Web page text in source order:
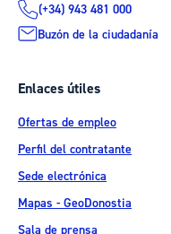
(+34) 943 481 000
Buzón de la ciudadanía
Enlaces útiles
Ofertas de empleo
Perfil del contratante
Sede electrónica
Mapas - GeoDonostia
Sala de prensa